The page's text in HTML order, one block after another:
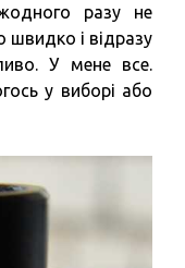
разу не
і відразу
У мене все.
у виборі або